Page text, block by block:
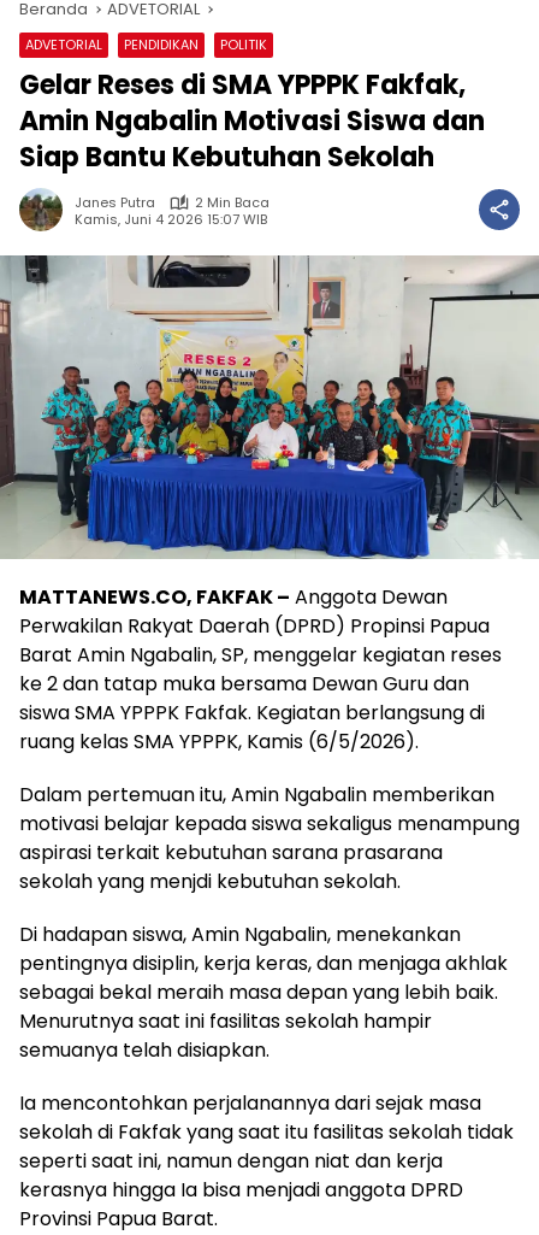
Beranda ADVETORIAL
ADVETORIAL PENDIDIKAN POLITIK
Gelar Reses di SMA YPPPK Fakfak,
Amin Ngabalin Motivasi Siswa dan
Siap Bantu Kebutuhan Sekolah
Janes Putra
2 Min Baca
Kamis, Juni 4 2026 15:07 WIB
MATTANEWS.CO, FAKFAK – Anggota Dewan
Perwakilan Rakyat Daerah (DPRD) Propinsi Papua
Barat Amin Ngabalin, SP, menggelar kegiatan reses
ke 2 dan tatap muka bersama Dewan Guru dan
siswa SMA YPPPK Fakfak. Kegiatan berlangsung di
ruang kelas SMA YPPPK, Kamis (6/5/2026).
Dalam pertemuan itu, Amin Ngabalin memberikan
motivasi belajar kepada siswa sekaligus menampung
aspirasi terkait kebutuhan sarana prasarana
sekolah yang menjdi kebutuhan sekolah.
Di hadapan siswa, Amin Ngabalin, menekankan
pentingnya disiplin, kerja keras, dan menjaga akhlak
sebagai bekal meraih masa depan yang lebih baik.
Menurutnya saat ini fasilitas sekolah hampir
semuanya telah disiapkan.
Ia mencontohkan perjalanannya dari sejak masa
sekolah di Fakfak yang saat itu fasilitas sekolah tidak
seperti saat ini, namun dengan niat dan kerja
kerasnya hingga Ia bisa menjadi anggota DPRD
Provinsi Papua Barat.